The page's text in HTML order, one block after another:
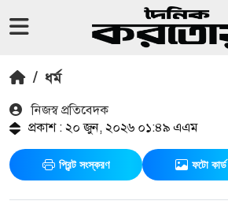
/ ধর্ম
নিজস্ব প্রতিবেদক
প্রকাশ : ২০ জুন, ২০২৬ ০১:৪৯ এএম
প্রিন্ট সংস্করণ ফটো কার্ড